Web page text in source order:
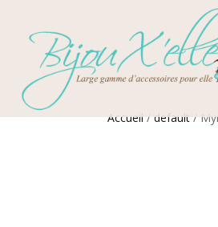
Accueil/default/